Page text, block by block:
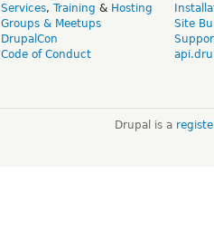
Services, Training & Hosting
Groups & Meetups
DrupalCon
Code of Conduct
Site
Drupal is a